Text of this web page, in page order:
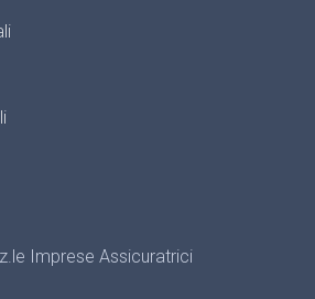
Imprese Assicuratrici